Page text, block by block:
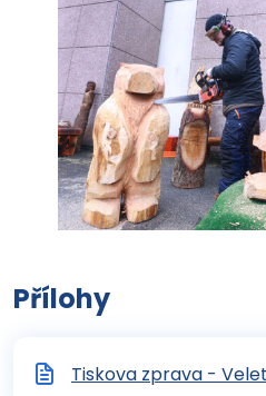
Přílohy
Tiskova zprava -